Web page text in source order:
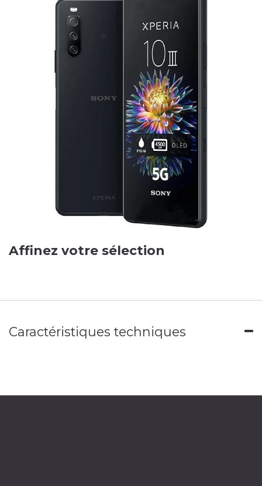
Affinez votre sélection
Caractéristiques techniques